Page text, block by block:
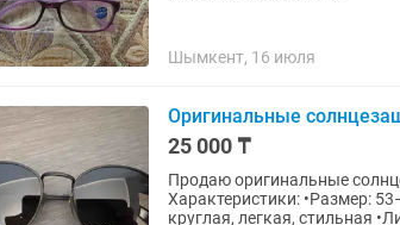
Шымкент, 16 июля
Оригинальные
25 000 ₸
Продаю оригинальные
Характеристики: •Размер:
круглая, легкая, стильная